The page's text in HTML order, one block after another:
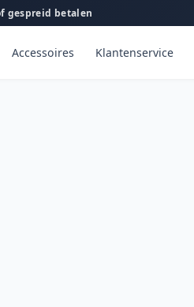
gespreid betalen
Accessoires Klantenservice